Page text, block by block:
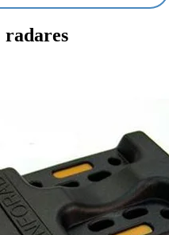
radares